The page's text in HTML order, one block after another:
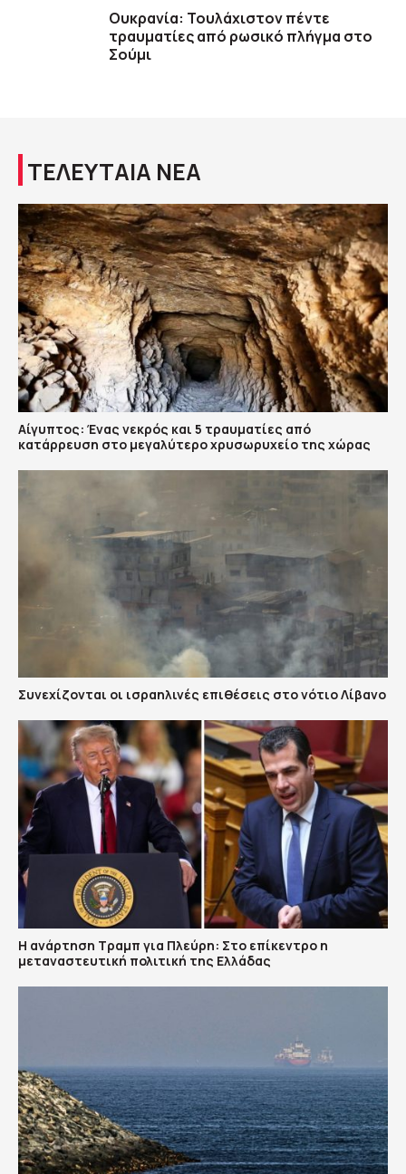
Ουκρανία: Τουλάχιστον πέντε
τραυματίες από ρωσικό πλήγμα στο
Σούμι
ΤΕΛΕΥΤΑΙΑ ΝΕΑ
Αίγυπτος: Ένας νεκρός και 5 τραυματίες από
κατάρρευση στο μεγαλύτερο χρυσωρυχείο της χώρας
Συνεχίζονται οι ισραηλινές επιθέσεις στο νότιο Λίβανο
Η ανάρτηση Τραμπ για Πλεύρη: Στο επίκεντρο η
μεταναστευτική πολιτική της Ελλάδας